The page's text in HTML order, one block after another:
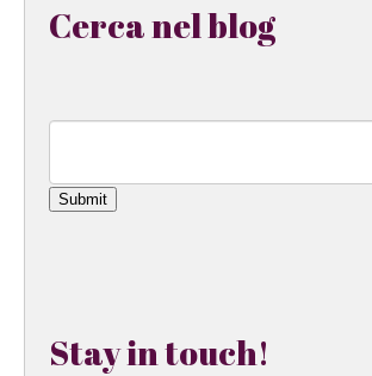
Cerca nel blog
Submit
Stay in touch!